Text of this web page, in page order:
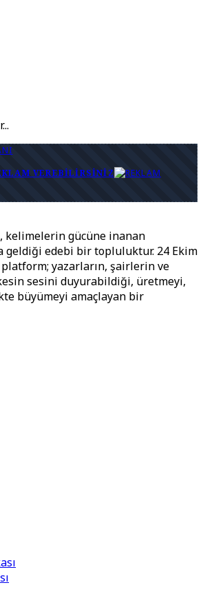
VEREBILIRSINIZ
kelimelerin gücüne inanan
geldiği edebi bir topluluktur. 24 Ekim
yazarların, şairlerin ve
sesini duyurabildiği, üretmeyi,
büyümeyi amaçlayan bir